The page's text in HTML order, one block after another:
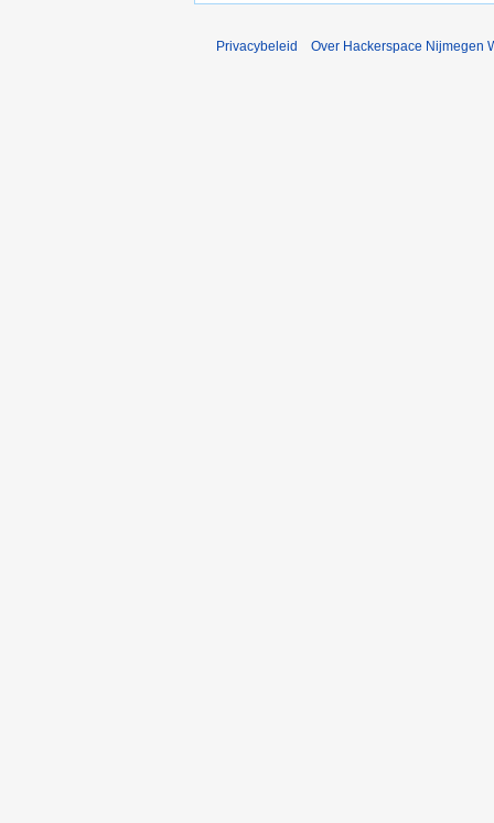
Privacybeleid Over Hackerspace Nijmegen